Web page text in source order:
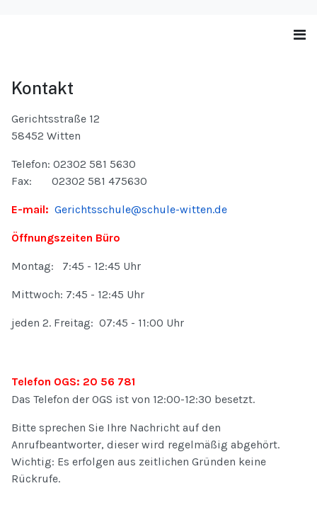
Kontakt
Gerichtsstraße 12
58452 Witten
Telefon: 02302 581 5630
Fax: 02302 581 475630
E-mail: Gerichtsschule@schule-witten.de
Öffnungszeiten Büro
Montag: 7:45 - 12:45 Uhr
Mittwoch: 7:45 - 12:45 Uhr
jeden 2. Freitag: 07:45 - 11:00 Uhr
Telefon OGS: 20 56 781
Das Telefon der OGS ist von 12:00-12:30 besetzt.
Bitte sprechen Sie Ihre Nachricht auf den
Anrufbeantworter, dieser wird regelmäßig abgehört.
Wichtig: Es erfolgen aus zeitlichen Gründen keine
Rückrufe.